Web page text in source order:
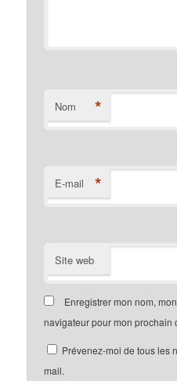
Nom *
E-mail *
Site web
Enregistrer mon nom,
navigateur pour mon prochain
Prévenez-moi de tous les
mail.